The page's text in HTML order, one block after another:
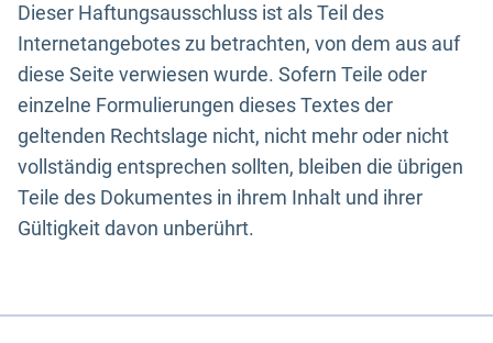
Dieser Haftungsausschluss ist als Teil des
Internetangebotes zu betrachten, von dem aus auf
diese Seite verwiesen wurde. Sofern Teile oder
einzelne Formulierungen dieses Textes der
geltenden Rechtslage nicht, nicht mehr oder nicht
vollständig entsprechen sollten, bleiben die übrigen
Teile des Dokumentes in ihrem Inhalt und ihrer
Gültigkeit davon unberührt.